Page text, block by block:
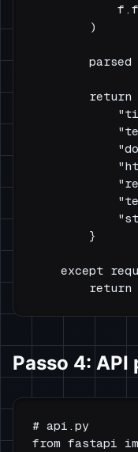
        )
parsed
return
        }
except
Passo 4: API
# api.py
from fastapi